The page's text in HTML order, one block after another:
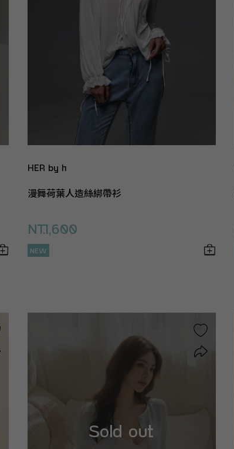
HER by h
漫舞荷葉人造絲綁帶衫
NT.1,600
NEW